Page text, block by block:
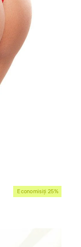
Economisiți 25%